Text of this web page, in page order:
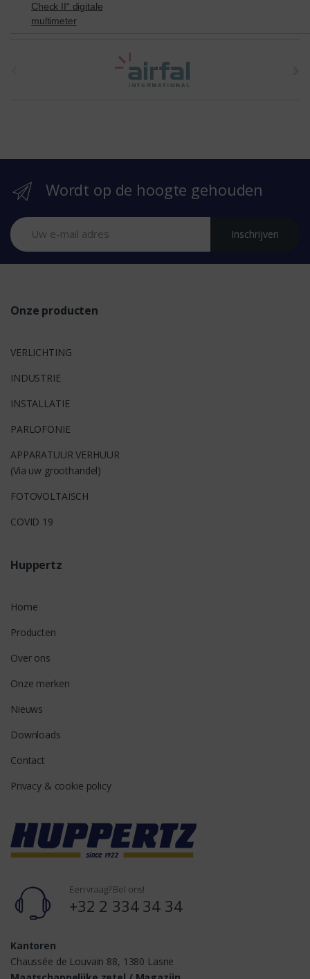
Check II“ digitale
multimeter
r
Wordt op de hoogte gehouden
Inschrijven
Onze producten
VERLICHTING
INDUSTRIE
INSTALLATIE
PARLOFONIE
APPARATUUR VERHUUR
(Via uw groothandel)
FOTOVOLTAÏSCH
COVID 19
Huppertz
Home
Producten
Over ons
Onze merken
Nieuws
Downloads
Contact
Privacy & cookie policy
Een vraag? Bel ons!
+32 2 334 34 34
Kantoren
Chaussée de Louvain 88, 1380 Lasne